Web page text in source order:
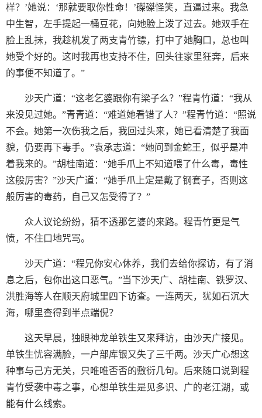
样？’她说：‘那就要取你性命！’磔磔怪笑，直逼过来。我急
中生智，左手提起一桶豆花，向她脸上泼了过去。她双手在
脸上乱抹，我趁机发了两支青竹镖，打中了她胸口，总也叫
她受个好的。这时我再也支持不住，回头往家里狂奔，后来
的事便不知道了。”
沙天广道：“这老乞婆跟你有梁子么？”程青竹道：“我从
来没见过她。”青青道：“难道她看错了人？”程青竹道：“照说
不会。她第一次伤我之后，我回过头来，她已看清楚了我面
貌，仍要再下毒手。”袁承志道：“她问到金蛇王，似乎是冲
着我来的。”胡桂南道：“她手爪上不知道喂了什么毒，毒性
这般厉害？”沙天广道：“她手爪上定是戴了钢套子，否则这
般厉害的毒药，自己又怎受得了？”
众人议论纷纷，猜不透那乞婆的来路。程青竹更是气
愤，不住口地咒骂。
沙天广道：“程兄你安心休养，我们去给你探访，有了消
息之后，包你出这口恶气。”当下沙天广、胡桂南、铁罗汉、
洪胜海等人在顺天府城里四下访查。一连两天，犹如石沉大
海，哪里查得到半点端倪？
这天早晨，独眼神龙单铁生又来拜访，由沙天广接见。
单铁生忧容满脸，一户部库银又失了三千两。沙天广心想这
种事与己方无关，只唯唯否否的敷衍几句。后来随口说到程
青竹受袭中毒之事，心想单铁生是见多识、广的老江湖，或
能有什么线索。